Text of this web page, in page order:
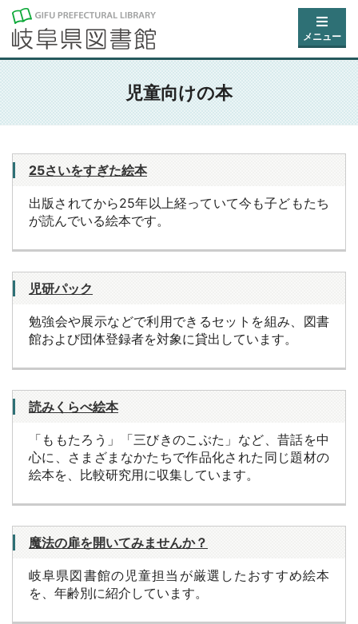
メニュー
児童向けの本
25さいをすぎた絵本
出版されてから25年以上経っていて今も子どもたち
が読んでいる絵本です。
児研パック
勉強会や展示などで利用できるセットを組み、図書
館および団体登録者を対象に貸出しています。
読みくらべ絵本
「ももたろう」「三びきのこぶた」など、昔話を中
心に、さまざまなかたちで作品化された同じ題材の
絵本を、比較研究用に収集しています。
魔法の扉を開いてみませんか？
岐阜県図書館の児童担当が厳選したおすすめ絵本
を、年齢別に紹介しています。